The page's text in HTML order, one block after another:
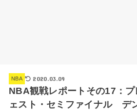
NBA 2020.03.09
NBA観戦レポートその17：
ェスト・セミファイナル デ